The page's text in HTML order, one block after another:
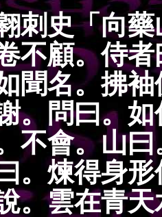
史「向藥
不顧。侍
聞名。拂
。問曰。
不會。山
。煉得身
。雲在青